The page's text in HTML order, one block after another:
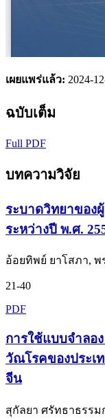
เผยแพร่แล้ว: 2024-
ฉบับเต็ม
Full PDF
บทความวิจัย
ระบาดวิทยาของ
ระหว่างปี พ.ศ.
อ้อยทิพย์ ยาโสภา,
21-40
PDF
การใช้แบบจำลอ
วัณโรคของประเ
จีน
สุกัลยา ศรัทธาธรร